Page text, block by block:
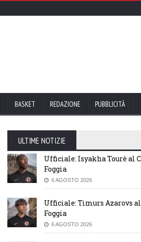
BASKET REDAZIONE PUBBLICITÀ
ULTIME NOTIZIE
Ufficiale: Isyakha Tourè al
Foggia
6 AGOSTO 2026
Ufficiale: Timurs Azarovs
Foggia
6 AGOSTO 2026